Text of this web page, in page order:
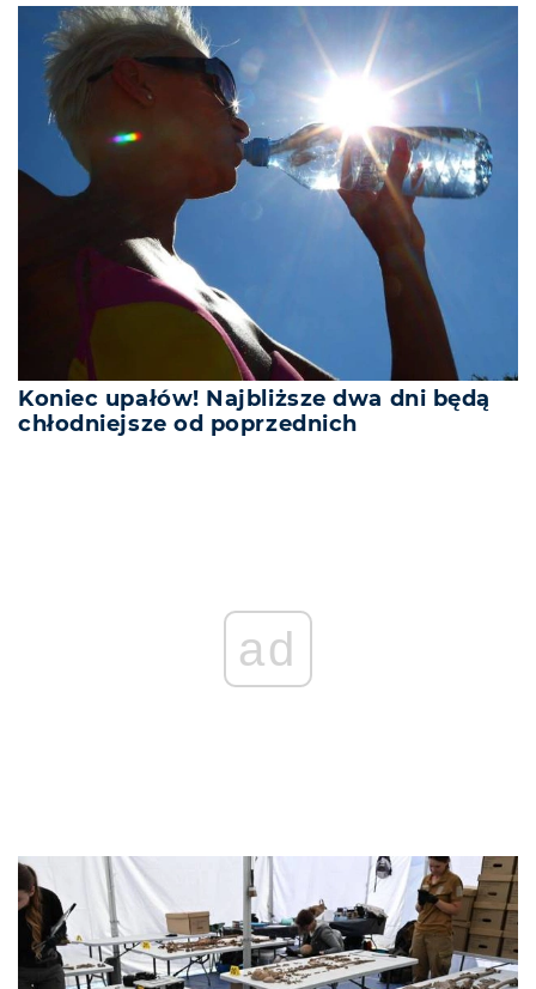
Koniec upałów! Najbliższe dwa dni będą
chłodniejsze od poprzednich
ad